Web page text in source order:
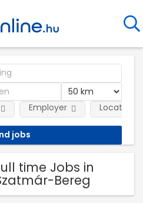
Employer Location
time Jobs in
Bereg